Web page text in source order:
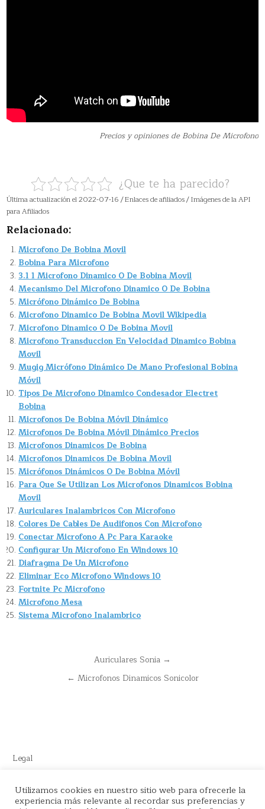
Precios y opiniones de Bobina De Microfono
¿Que te ha parecido?
Última actualización el 2022-07-16 / Enlaces de afiliados / Imágenes de la API
para Afiliados
Relacionado:
Microfono De Bobina Movil
Bobina Para Microfono
3.1 1 Microfono Dinamico O De Bobina Movil
Mecanismo Del Microfono Dinamico O De Bobina
Micrófono Dinámico De Bobina
Microfono Dinamico De Bobina Movil Wikipedia
Microfono Dinamico O De Bobina Movil
Microfono Transduccion En Velocidad Dinamico Bobina
Movil
Mugig Micrófono Dinámico De Mano Profesional Bobina
Móvil
Tipos De Microfono Dinamico Condesador Electret
Bobina
Microfonos De Bobina Móvil Dinámico
Microfonos De Bobina Móvil Dinámico Precios
Microfonos Dinamicos De Bobina
Microfonos Dinamicos De Bobina Movil
Micrófonos Dinámicos O De Bobina Móvil
Para Que Se Utilizan Los Microfonos Dinamicos Bobina
Movil
Auriculares Inalambricos Con Microfono
Colores De Cables De Audifonos Con Microfono
Conectar Microfono A Pc Para Karaoke
Configurar Un Microfono En Windows 10
Diafragma De Un Microfono
Eliminar Eco Microfono Windows 10
Fortnite Pc Microfono
Microfono Mesa
Sistema Microfono Inalambrico
NavegaciónAuriculares Sonia →
← Microfonos Dinamicos Sonicolor
Legal
Este sitio recomienda productos de Amazon y cuenta con enlaces
de afiliados por el cual nos llevamos comisión en cada venta.
Utilizamos cookies en nuestro sitio web para ofrecerle la
experiencia más relevante al recordar sus preferencias y